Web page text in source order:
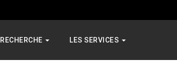
LES SERVICES